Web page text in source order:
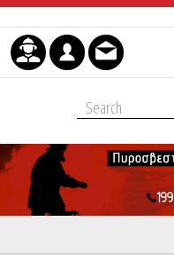
Μετάβαση στο